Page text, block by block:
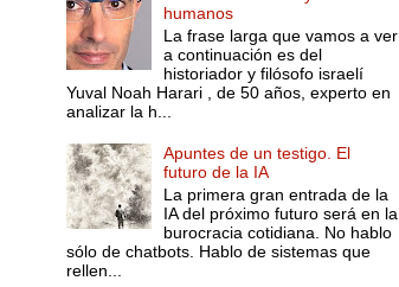
humanos
La frase larga que vamos a ver
a continuación es del
historiador y filósofo israelí
Yuval Noah Harari , de 50 años, experto en
analizar la h...
Apuntes de un testigo. El
futuro de la IA
La primera gran entrada de la
IA del próximo futuro será en la
burocracia cotidiana. No hablo
sólo de chatbots. Hablo de sistemas que
rellen...